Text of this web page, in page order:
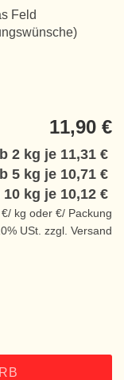
Feld
11,90 €
2 kg je 11,31 €
5 kg je 10,71 €
10 kg je 10,12 €
€/ kg oder €/ Packung
USt. zzgl. Versand